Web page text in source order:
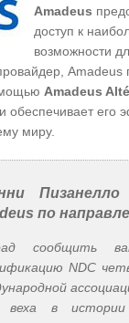
MICE 2016 станут
Конференция
Академия
бизнеса
Amadeus
доступ к
возможности
Amadeus
обеспечивает
миру.
Пизанелло
по
сообщить
NDC
веха в